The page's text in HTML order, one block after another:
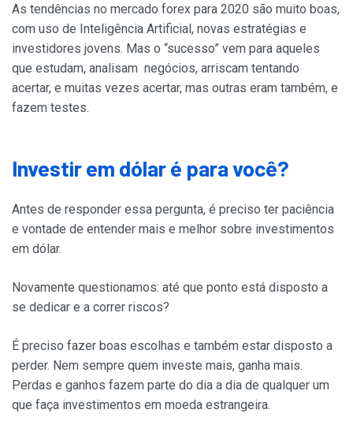
As tendências no mercado forex para 2020 são muito boas,
com uso de Inteligência Artificial, novas estratégias e
investidores jovens. Mas o “sucesso” vem para aqueles
que estudam, analisam negócios, arriscam tentando
acertar, e muitas vezes acertar, mas outras eram também, e
fazem testes.
Investir em dólar é para você?
Antes de responder essa pergunta, é preciso ter paciência
e vontade de entender mais e melhor sobre investimentos
em dólar.
Novamente questionamos: até que ponto está disposto a
se dedicar e a correr riscos?
É preciso fazer boas escolhas e também estar disposto a
perder. Nem sempre quem investe mais, ganha mais.
Perdas e ganhos fazem parte do dia a dia de qualquer um
que faça investimentos em moeda estrangeira.